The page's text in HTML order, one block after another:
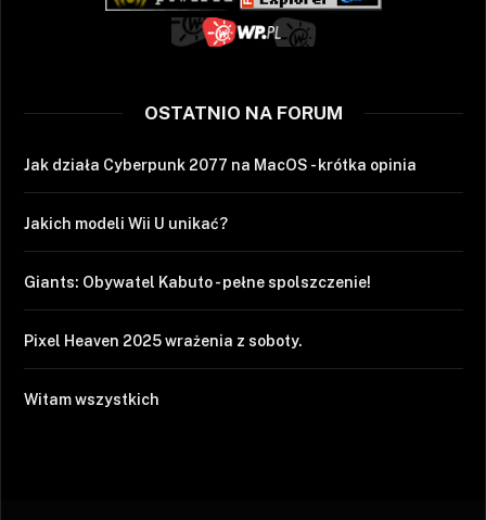
OSTATNIO NA FORUM
Jak działa Cyberpunk 2077 na MacOS - krótka opinia
Jakich modeli Wii U unikać?
Giants: Obywatel Kabuto - pełne spolszczenie!
Pixel Heaven 2025 wrażenia z soboty.
Witam wszystkich